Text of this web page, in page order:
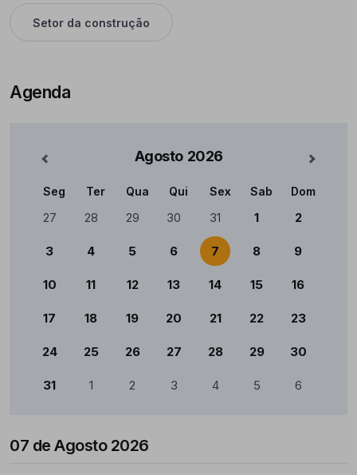
Setor da construção
Agenda
Agosto 2026 Mês
Calendário
Seg Ter Qua Qui Sex Sab Dom
27 28 29 30 31 1 2
3 4 5 6 7 8 9
10 11 12 13 14 15 16
17 18 19 20 21 22 23
24 25 26 27 28 29 30
31 1 2 3 4 5 6
07 de Agosto 2026